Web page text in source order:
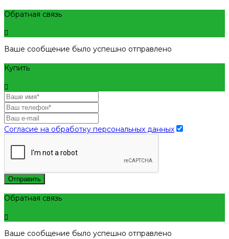
Обратная связь
Ваше сообщение было успешно отправлено
Купить
Согласие на обработку персональных данных
Отправить
Обратная связь
Ваше сообщение было успешно отправлено